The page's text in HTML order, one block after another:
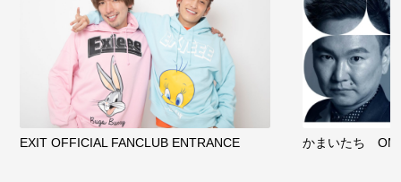
EXIT OFFICIAL FANCLUB ENTRANCE かまいたち